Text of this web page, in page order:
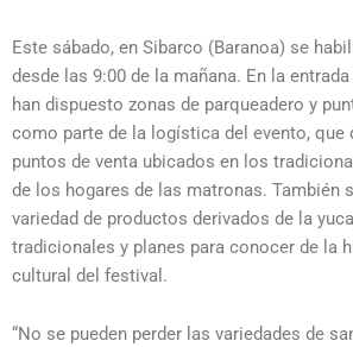
Este sábado, en Sibarco (Baranoa) se
desde las 9:00 de la mañana. En la
han dispuesto zonas de parqueadero y
como parte de la logística del evento, que
puntos de venta ubicados en los
de los hogares de las matronas. También
variedad de productos derivados de la
tradicionales y planes para conocer de la
cultural del festival.
“No se pueden perder las variedades de